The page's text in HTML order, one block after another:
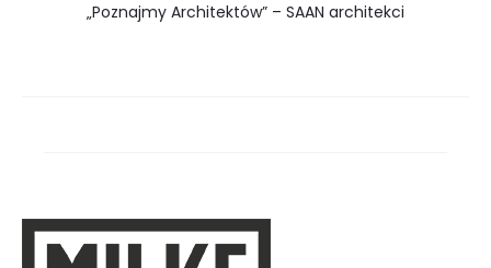
„Poznajmy Architektów” – SAAN architekci